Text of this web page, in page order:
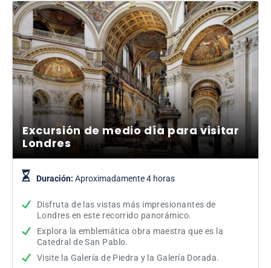
Excursión de medio día para visitar
Londres
Duración: Aproximadamente 4 horas
Disfruta de las vistas más impresionantes de
Londres en este recorrido panorámico.
Explora la emblemática obra maestra que es la
Catedral de San Pablo.
Visite la Galería de Piedra y la Galería Dorada.